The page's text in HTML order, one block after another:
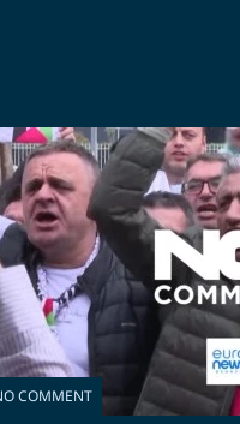
COMMENT